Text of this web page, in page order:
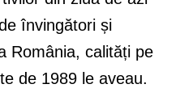
învingători și
România, calități pe
de 1989 le aveau.